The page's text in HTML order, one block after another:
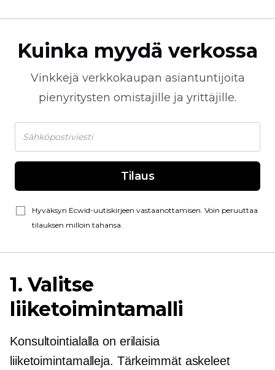
Kuinka myydä verkossa
Vinkkejä verkkokaupan asiantuntijoita
pienyritysten omistajille ja yrittäjille.
Tilaus
Hyväksyn Ecwid-uutiskirjeen vastaanottamisen. Voin peruuttaa
tilauksen milloin tahansa.
1. Valitse
liiketoimintamalli
Konsultointialalla on erilaisia ​​
liiketoimintamalleja. Tärkeimmät askeleet